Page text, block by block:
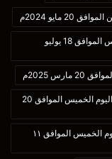
مايو 2024م
أسعار الذهب والفضة في الأسواق المصرية اليوم الخميس الموافق 18 يوليو
2025م
أسعار اللحوم والأسماك والدواجن والبيض فى الأسواق اليوم الخميس الموافق 20
أسعار صرف الدولار الأمريكي مقابل الجنيه المصري اليوم الخميس الموافق ١١